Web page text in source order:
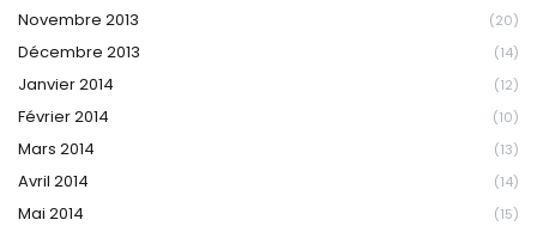
Novembre 2013 (20)
Décembre 2013 (14)
Janvier 2014 (12)
Février 2014 (10)
Mars 2014 (13)
Avril 2014 (14)
Mai 2014 (15)